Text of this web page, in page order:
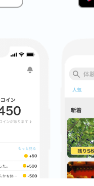
八尾
鎌倉
相模原